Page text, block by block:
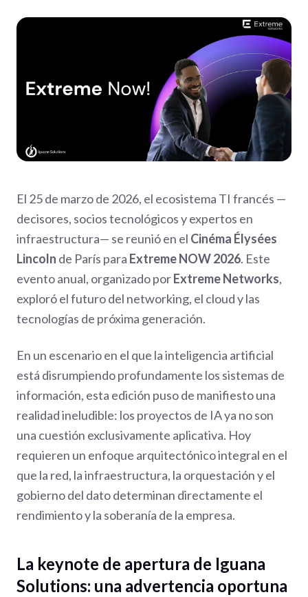
El 25 de marzo de 2026, el ecosistema TI francés —
decisores, socios tecnológicos y expertos en
infraestructura— se reunió en el Cinéma Élysées
Lincoln de París para Extreme NOW 2026. Este
evento anual, organizado porExtreme Networks,
exploró el futuro del networking, el cloud y las
tecnologías de próxima generación.
En un escenario en el que la inteligencia artificial
está disrumpiendo profundamente los sistemas de
información, esta edición puso de manifiesto una
realidad ineludible: los proyectos de IA ya no son
una cuestión exclusivamente aplicativa. Hoy
requieren un enfoque arquitectónico integral en el
que la red, la infraestructura, la orquestación y el
gobierno del dato determinan directamente el
rendimiento y la soberanía de la empresa.
La keynote de apertura de Iguana
Solutions: una advertencia oportuna